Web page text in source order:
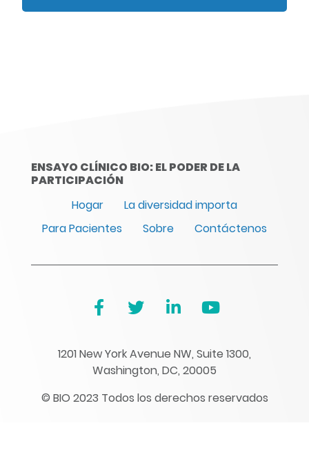
ENSAYO CLÍNICO BIO: EL PODER DE LA
PARTICIPACIÓN
Hogar
La diversidad importa
Para Pacientes
Sobre Contáctenos
1201 New York Avenue NW, Suite 1300,
Washington, DC, 20005
© BIO 2023 Todos los derechos reservados